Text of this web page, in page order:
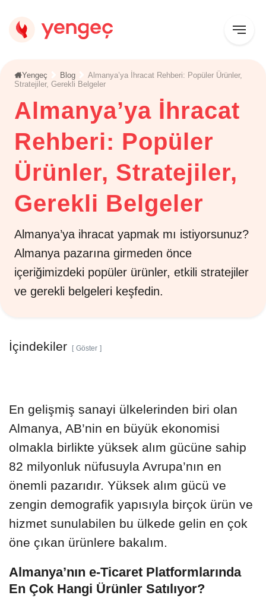
Yengeç Blog
Almanya’ya İhracat Rehberi: Popüler Ürünler,
Stratejiler, Gerekli Belgeler
Almanya’ya İhracat
Rehberi: Popüler
Ürünler, Stratejiler,
Gerekli Belgeler
Almanya’ya ihracat yapmak mı istiyorsunuz?
Almanya pazarına girmeden önce
içeriğimizdeki popüler ürünler, etkili stratejiler
ve gerekli belgeleri keşfedin.
En gelişmiş sanayi ülkelerinden biri olan
Almanya, AB’nin en büyük ekonomisi
olmakla birlikte yüksek alım gücüne sahip
82 milyonluk nüfusuyla Avrupa’nın en
önemli pazarıdır. Yüksek alım gücü ve
zengin demografik yapısıyla birçok ürün ve
hizmet sunulabilen bu ülkede gelin en çok
öne çıkan ürünlere bakalım.
Almanya’nın e-Ticaret Platformlarında
En Çok Hangi Ürünler Satılıyor?
İçindekiler Göster